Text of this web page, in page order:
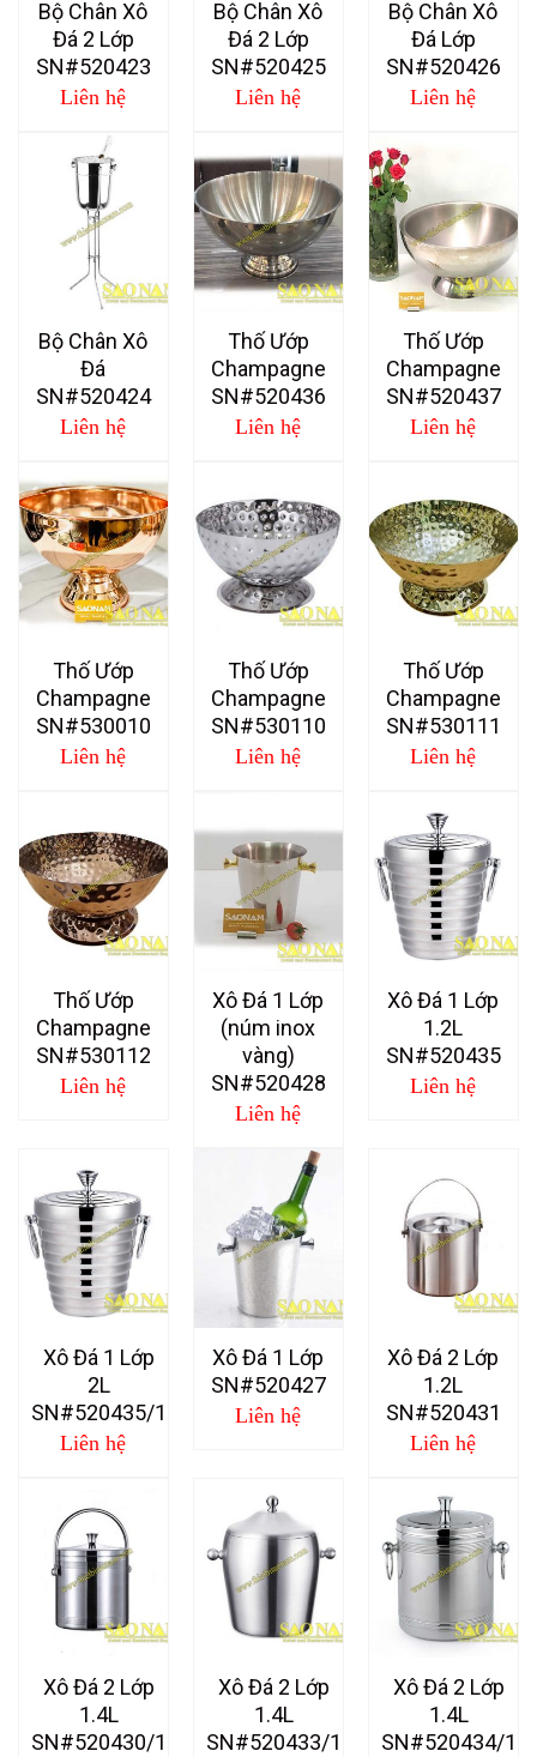
Bộ Chân Xô
Đá 2 Lớp
SN#520423
Liên hệ
Bộ Chân Xô
Đá 2 Lớp
SN#520425
Liên hệ
Bộ Chân Xô
Đá Lớp
SN#520426
Liên hệ
Bộ Chân Xô
Đá
SN#520424
Liên hệ
Thố Ướp
Champagne
SN#520436
Liên hệ
Thố Ướp
Champagne
SN#520437
Liên hệ
Thố Ướp
Champagne
SN#530010
Liên hệ
Thố Ướp
Champagne
SN#530110
Liên hệ
Thố Ướp
Champagne
SN#530111
Liên hệ
Thố Ướp
Champagne
SN#530112
Liên hệ
Xô Đá 1 Lớp
(núm inox
vàng)
SN#520428
Liên hệ
Xô Đá 1 Lớp
1.2L
SN#520435
Liên hệ
Xô Đá 1 Lớp
2L
SN#520435/1
Liên hệ
Xô Đá 1 Lớp
SN#520427
Liên hệ
Xô Đá 2 Lớp
1.2L
SN#520431
Liên hệ
Xô Đá 2 Lớp
1.4L
SN#520430/1
Xô Đá 2 Lớp
1.4L
SN#520433/1
Xô Đá 2 Lớp
1.4L
SN#520434/1